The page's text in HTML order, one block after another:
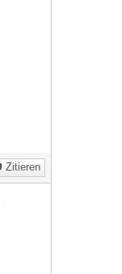
Zitieren